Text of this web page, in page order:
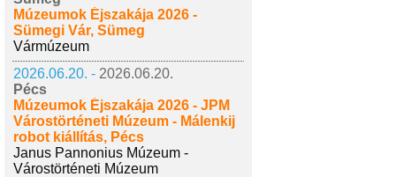
Múzeumok Éjszakája 2026 -
Sümegi Vár, Sümeg
Vármúzeum
2026.06.20. - 2026.06.20.
Pécs
Múzeumok Éjszakája 2026 - JPM
Várostörténeti Múzeum - Málenkij
robot kiállítás, Pécs
Janus Pannonius Múzeum -
Várostörténeti Múzeum